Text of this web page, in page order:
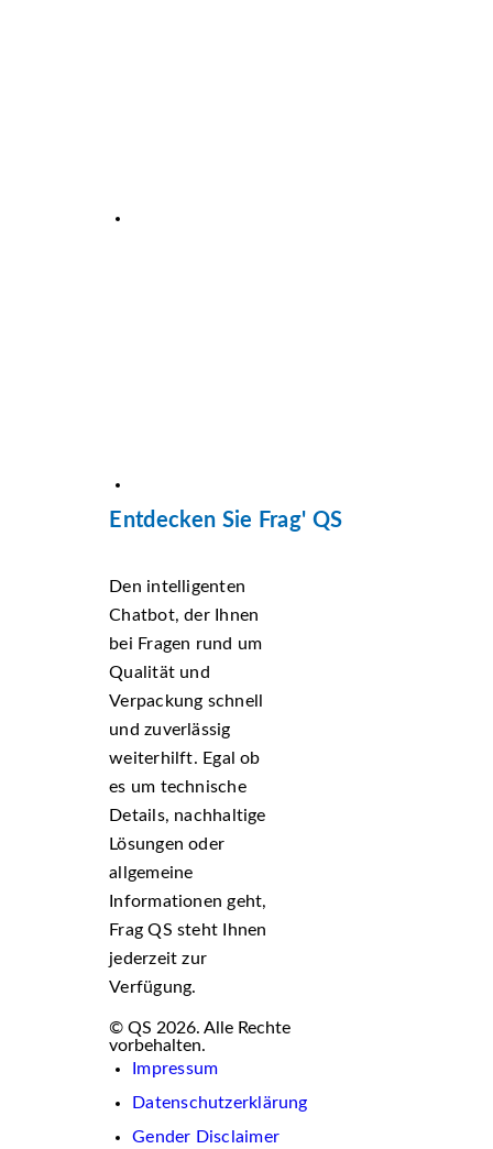
Entdecken Sie Frag' QS
Den intelligenten
Chatbot, der Ihnen
bei Fragen rund um
Qualität und
Verpackung schnell
und zuverlässig
weiterhilft. Egal ob
es um technische
Details, nachhaltige
Lösungen oder
allgemeine
Informationen geht,
Frag QS steht Ihnen
jederzeit zur
Verfügung.
© QS 2026. Alle Rechte
vorbehalten.
Impressum
Datenschutzerklärung
Gender Disclaimer